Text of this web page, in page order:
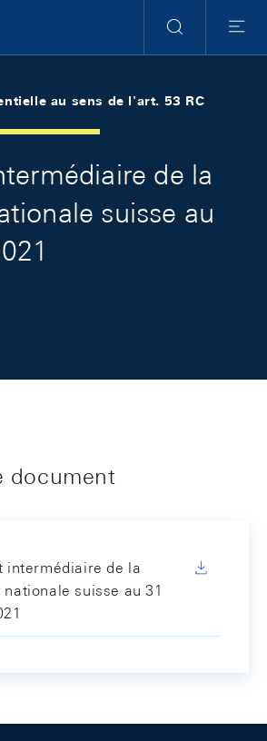
RechercheMenu
au sens de l'art. 53 RC
de la
suisse au
document
intermédiaire de la
nationale suisse au 31